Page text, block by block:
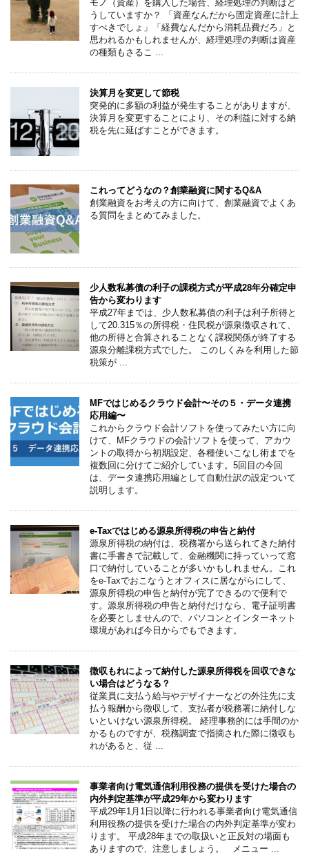
モノ（資産）を購入した場合、経理処理の判断はど
うしていますか？ 「資産なんだから固定資産に計上
すべきでしょ」「経費なんだから消耗品費だろ」と
思われるかもしれませんが、経理処理の判断は資産
の種類もさるこ ...
決算月を変更して節税
突発的に多額の利益が発生することがありますが、
決算月を変更することにより、その利益に対する納
税を先に延ばすことができます。
これってどうなの？創業融資に関するQ&A
創業融資をお考えの方に向けて、創業融資でよくあ
る質問をまとめてみました。
少人数私募債の利子の課税方式が平成28年分確定申
告から変わります
平成27年までは、少人数私募債の利子は利子所得と
して20.315％の所得税・住民税が源泉徴収されて、
他の所得と合算されることなく課税関係が終了する
源泉分離課税方式でした。 このしくみを利用した節
税策が ...
MFではじめるクラウド会計〜その５・データ連携
応用編〜
これからクラウド会計ソフトを使ってみたい方に向
けて、MFクラウドの会計ソフトを使って、アカウ
ントの取得から初期設定、各種使いこなし術までを
複数回に分けてご紹介しています。5回目の今回
は、データ連携応用編として自動仕訳の設定ついて
説明します。
e-Taxではじめる源泉所得税の申告と納付
源泉所得税の納付は、税務署から送られてきた納付
書に手書きで記載して、金融機関に持っていって窓
口で納付していることが多いかもしれません。これ
をe-Taxでおこなうとオフィスに居ながらにして、
源泉所得税の申告と納付が完了できるので便利で
す。源泉所得税の申告と納付だけなら、電子証明書
を必要としませんので、パソコンとインターネット
環境があれば今日からでもできます。
徴収もれによって納付した源泉所得税を回収できな
い場合はどうなる？
従業員に支払う給与やデザイナーなどの外注先に支
払う報酬から徴収して、支払者が税務署に納付しな
いといけない源泉所得税。 経理事務的には手間のか
かるものですが、税務調査で指摘された際に徴収も
れがあると、従 ...
事業者向け電気通信利用役務の提供を受けた場合の
内外判定基準が平成29年から変わります
平成29年1月1日以降に行われる事業者向け電気通信
利用役務の提供を受けた場合の内外判定基準が変わ
ります。 平成28年までの取扱いと正反対の場面も
ありますので、注意しましょう。 メニュー ...